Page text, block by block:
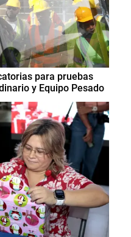
para pruebas
y Equipo Pesado